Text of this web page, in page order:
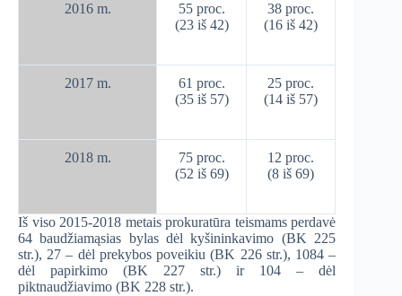
2016 m.
55 proc.
(23 iš 42)
38 proc.
(16 iš 42)
2017 m.
61 proc.
(35 iš 57)
25 proc.
(14 iš 57)
2018 m.
75 proc.
(52 iš 69)
12 proc.
(8 iš 69)
Iš viso 2015-2018 metais prokuratūra teismams perdavė
64 baudžiamąsias bylas dėl kyšininkavimo (BK 225
str.), 27 – dėl prekybos poveikiu (BK 226 str.), 1084 –
dėl papirkimo (BK 227 str.) ir 104 – dėl
piktnaudžiavimo (BK 228 str.).